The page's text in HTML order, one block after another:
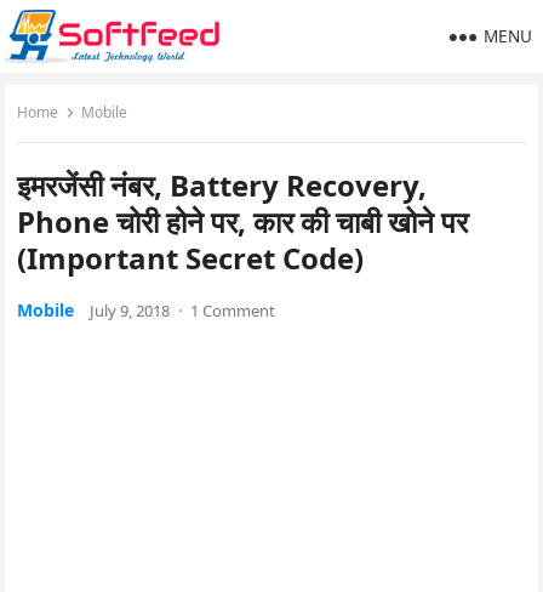
MENU
Home Mobile
इमरजेंसी नंबर, Battery Recovery,
Phone चोरी होने पर, कार की चाबी खोने पर
(Important Secret Code)
Mobile July 9, 2018 · 1 Comment